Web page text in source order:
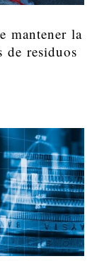
mantener la
de residuos